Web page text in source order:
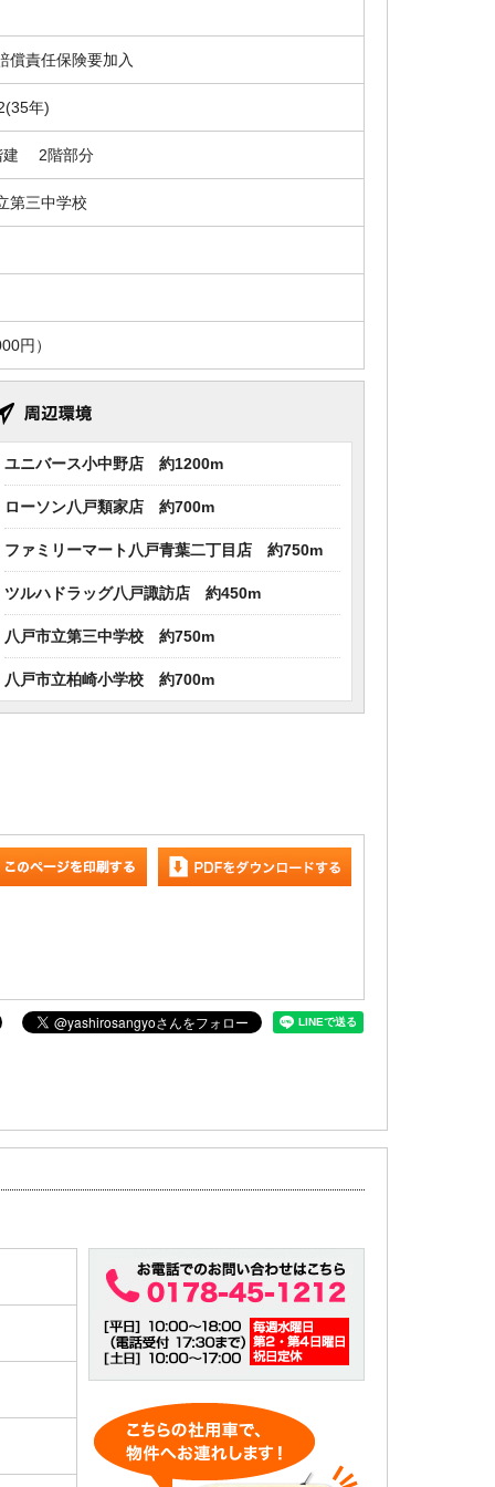
償責任保険要加入
年)
建 2階部分
第三中学校
円）
ユニバース小中野店 約1200m
ローソン八戸類家店 約700m
ファミリーマート八戸青葉二丁目店 約750m
ツルハドラッグ八戸諏訪店 約450m
八戸市立第三中学校 約750m
八戸市立柏崎小学校 約700m